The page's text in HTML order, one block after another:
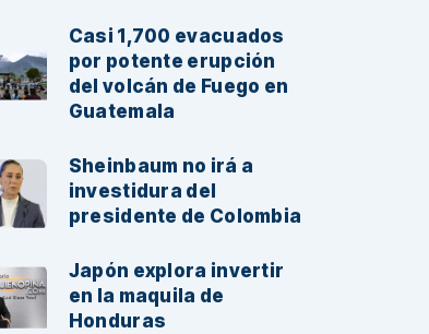
Casi 1,700 evacuados
por potente erupción
del volcán de Fuego en
Guatemala
Sheinbaum no irá a
investidura del
presidente de Colombia
Japón explora invertir
en la maquila de
Honduras